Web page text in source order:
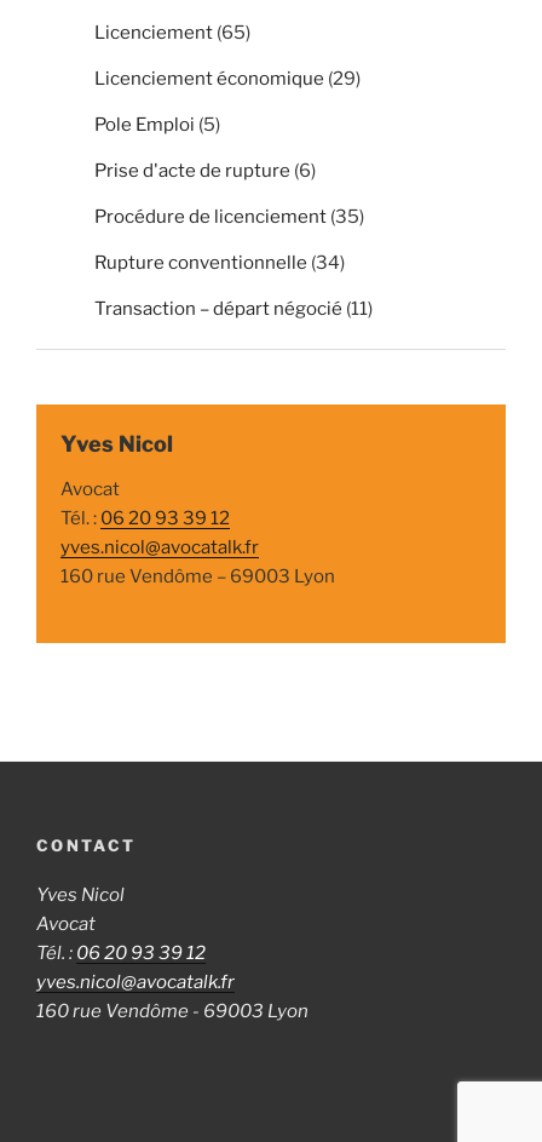
Licenciement (65)
Licenciement économique (29)
Pole Emploi (5)
Prise d'acte de rupture (6)
Procédure de licenciement (35)
Rupture conventionnelle (34)
Transaction – départ négocié (11)
Yves Nicol
Avocat
Tél. : 06 20 93 39 12
yves.nicol@avocatalk.fr
160 rue Vendôme – 69003 Lyon
CONTACT
Yves Nicol
Avocat
Tél. : 06 20 93 39 12
yves.nicol@avocatalk.fr
160 rue Vendôme - 69003 Lyon